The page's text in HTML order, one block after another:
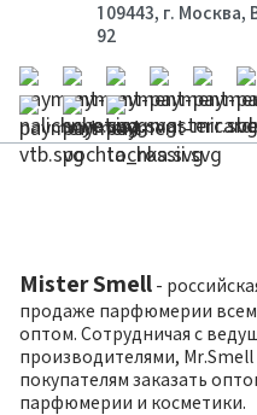
109443, г. Москва,
92
Mister Smell -
продаже парфюмерии
оптом. Сотрудничая с
производителями,
покупателям заказать
парфюмерии и косметики.